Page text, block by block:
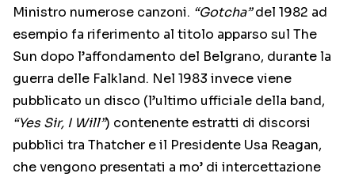
Ministro numerose canzoni. “Gotcha”del 1982 ad
esempio fa riferimento al titolo apparso sul The
Sun dopo l’affondamento del Belgrano, durante la
guerra delle Falkland. Nel 1983 invece viene
pubblicato un disco (l’ultimo ufficiale della band,
“Yes Sir, I Will”) contenente estratti di discorsi
pubblici tra Thatcher e il Presidente Usa Reagan,
che vengono presentati a mo’ di intercettazione